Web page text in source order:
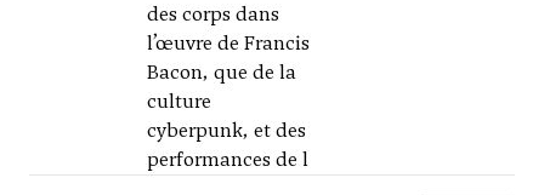
des corps dans
l’œuvre de Francis
Bacon, que de la
culture
cyberpunk, et des
performances de l